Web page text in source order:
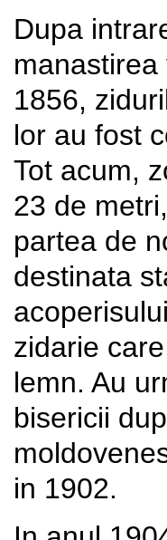
Dupa
1856,
lor au fost
Tot acum,
23 de
partea de
destinata
zidarie
lemn. Au
bisericii
in 1902.